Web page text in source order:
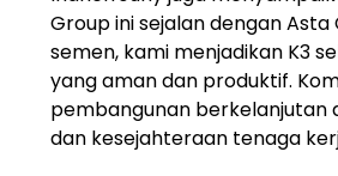
Group ini sejalan dengan
semen, kami menjadikan K3
yang aman dan produktif.
pembangunan berkelanjutan
dan kesejahteraan tenaga